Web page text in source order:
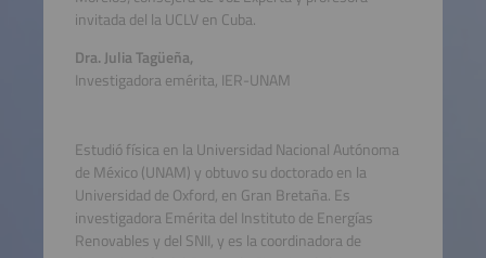
invitada del la UCLV en Cuba.
Dra. Julia Tagüeña,
Investigadora emérita, IER-UNAM
Estudió física en la Universidad Nacional Autónoma
de México (UNAM) y obtuvo su doctorado en la
Universidad de Oxford, en Gran Bretaña. Es
investigadora Emérita del Instituto de Energías
Renovables y del SNII, y es la coordinadora de